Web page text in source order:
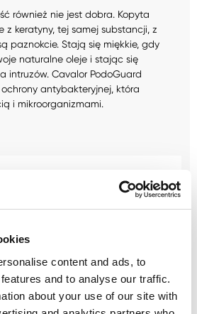
content and ads, to
and to analyse our traffic.
about your use of our site with
również nie jest dobra. Kopyta
z keratyny, tej samej substancji, z
paznokcie. Stają się miękkie, gdy
naturalne oleje i stając się
intruzów. Cavalor PodoGuard
antybakteryjnej, która
i mikroorganizmami.
PYTANIE
TEGO
TU DLA